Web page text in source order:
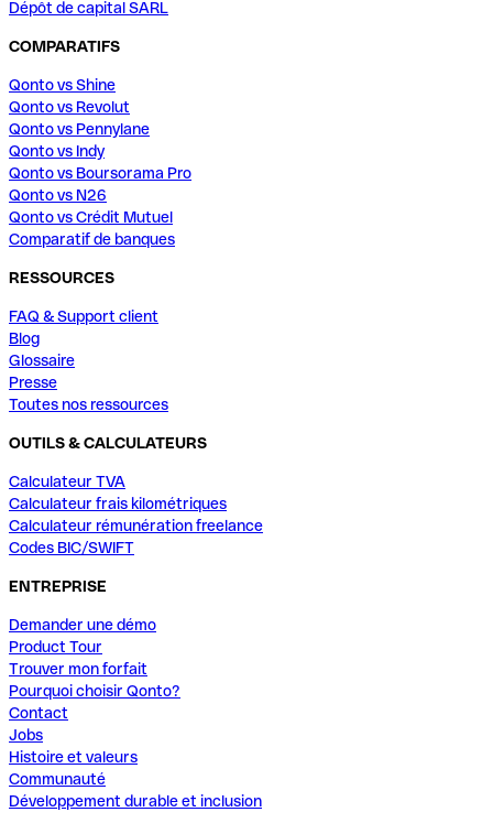
Dépôt de capital SARL
COMPARATIFS
Qonto vs Shine
Qonto vs Revolut
Qonto vs Pennylane
Qonto vs Indy
Qonto vs Boursorama Pro
Qonto vs N26
Qonto vs Crédit Mutuel
Comparatif de banques
RESSOURCES
FAQ & Support client
Blog
Glossaire
Presse
Toutes nos ressources
OUTILS & CALCULATEURS
Calculateur TVA
Calculateur frais kilométriques
Calculateur rémunération freelance
Codes BIC/SWIFT
ENTREPRISE
Demander une démo
Product Tour
Trouver mon forfait
Pourquoi choisir Qonto?
Contact
Jobs
Histoire et valeurs
Communauté
Développement durable et inclusion